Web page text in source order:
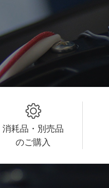
消耗品・別売品
のご購入